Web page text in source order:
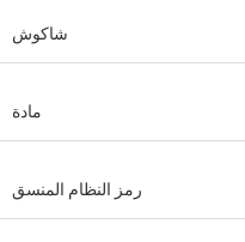
شاكوش
مادة
رمز النظام المنسق